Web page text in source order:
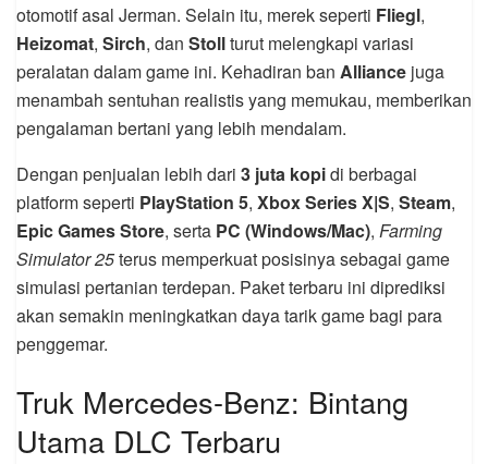
otomotif asal Jerman. Selain itu, merek seperti Fliegl,
Heizomat, Sirch, dan Stollturut melengkapi variasi
peralatan dalam game ini. Kehadiran ban Alliance juga
menambah sentuhan realistis yang memukau, memberikan
pengalaman bertani yang lebih mendalam.
Dengan penjualan lebih dari 3 juta kopidi berbagai
platform seperti PlayStation 5, Xbox Series X|S, Steam,
Epic Games Store, serta PC (Windows/Mac), Farming
Simulator 25terus memperkuat posisinya sebagai game
simulasi pertanian terdepan. Paket terbaru ini diprediksi
akan semakin meningkatkan daya tarik game bagi para
penggemar.
Truk Mercedes-Benz: Bintang
Utama DLC Terbaru